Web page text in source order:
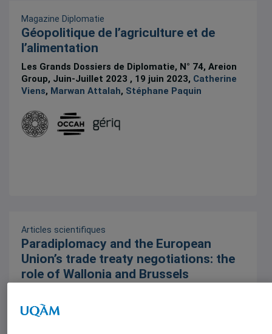
Magazine Diplomatie
Géopolitique de l’agriculture et de
l’alimentation
Les Grands Dossiers de Diplomatie, N° 74, Areion
Group, Juin-Juillet 2023 , 19 juin 2023, Catherine
Viens, Marwan Attalah, Stéphane Paquin
Articles scientifiques
Paradiplomacy and the European
Union’s trade treaty negotiations: the
role of Wallonia and Brussels
mars 2023,